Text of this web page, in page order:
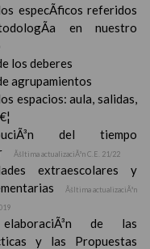
especÃ­ficos referidos
en nuestro
los deberes
agrupamientos
espacios: aula, salidas,
del tiempo
Ãšltima actualizaciÃ³n C.E. 21/22
extraescolares y
Ãšltima actualizaciÃ³n
de las
y las Propuestas